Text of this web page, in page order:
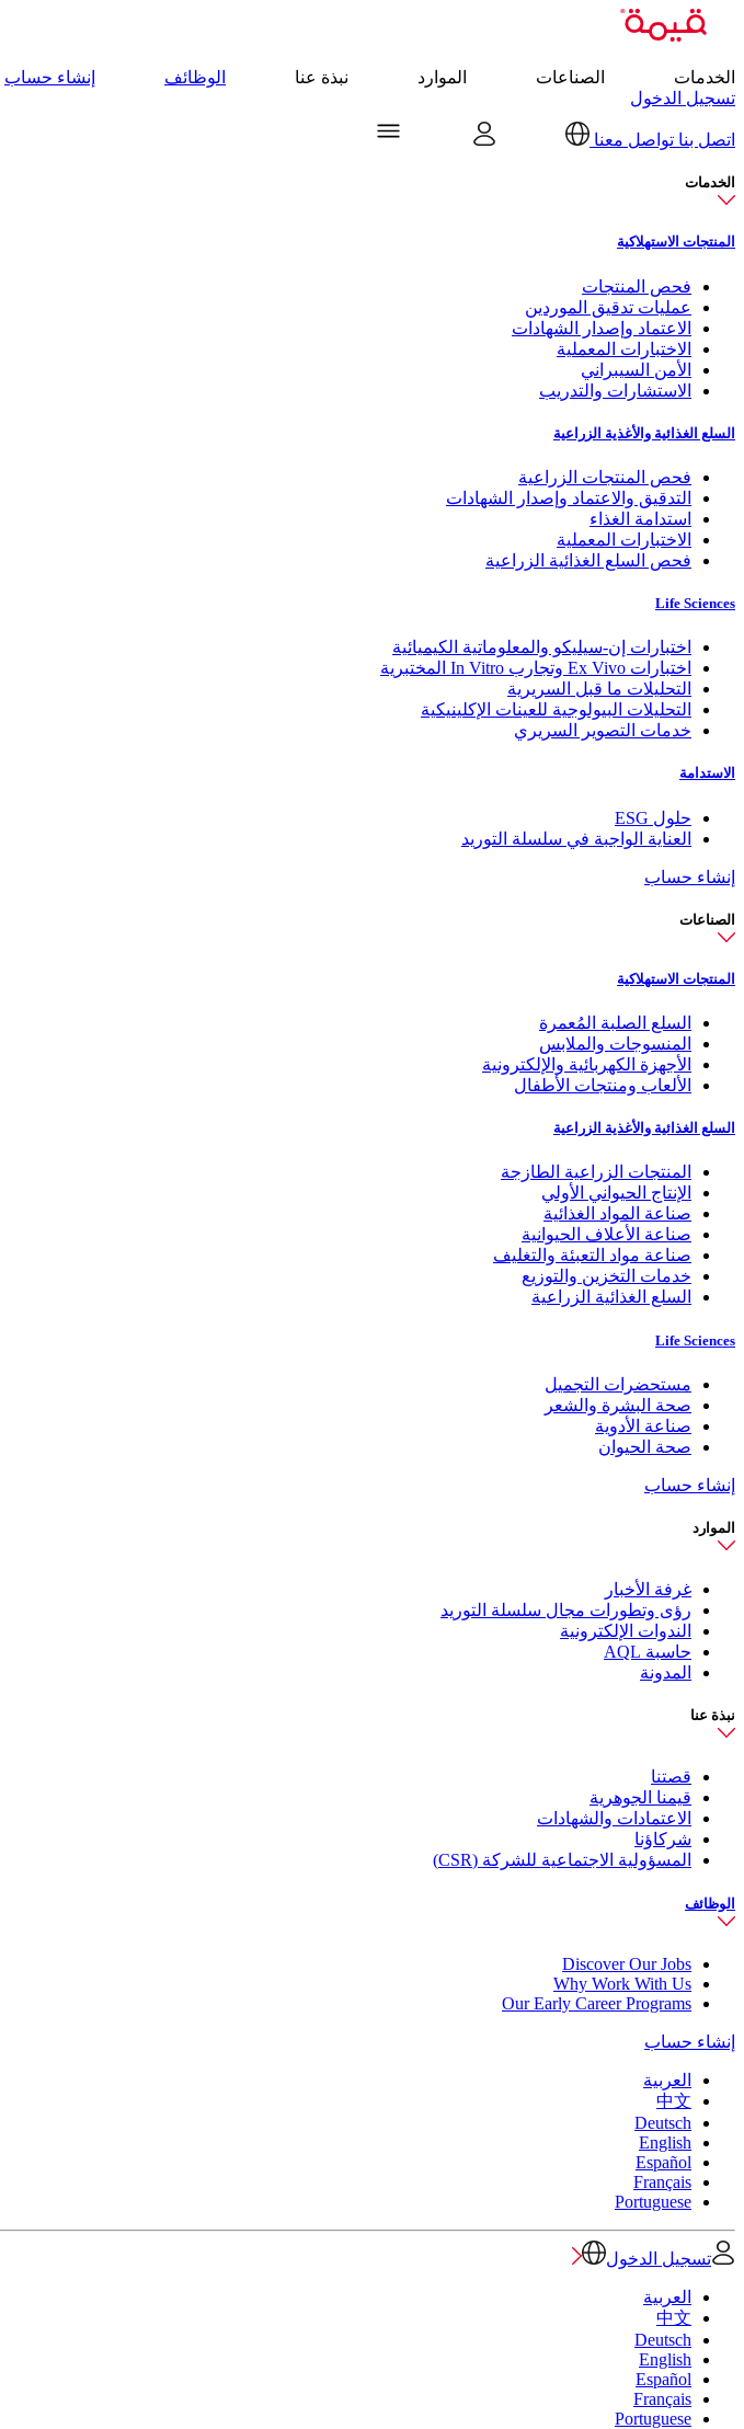
الخدمات الصناعات الموارد نبذة عنا الوظائف
إنشاء حساب
تسجيل الدخول
اتصل بنا تواصل معنا
الخدمات
المنتجات الاستهلاكية
فحص المنتجات
عمليات تدقيق الموردين
الاعتماد وإصدار الشهادات
الاختبارات المعملية
الأمن السيبراني
الاستشارات والتدريب
السلع الغذائية والأغذية الزراعية
فحص المنتجات الزراعية
التدقيق والاعتماد وإصدار الشهادات
استدامة الغذاء
الاختبارات المعملية
فحص السلع الغذائية الزراعية
Life Sciences
اختبارات إن-سيليكو والمعلوماتية الكيميائية
اختبارات Ex Vivo وتجارب In Vitro المختبرية
التحليلات ما قبل السريرية
التحليلات البيولوجية للعينات الإكلينيكية
خدمات التصوير السريري
الاستدامة
حلول ESG
العناية الواجبة في سلسلة التوريد
إنشاء حساب
الصناعات
المنتجات الاستهلاكية
السلع الصلبة المُعمرة
المنسوجات والملابس
الأجهزة الكهربائية والإلكترونية
الألعاب ومنتجات الأطفال
السلع الغذائية والأغذية الزراعية
المنتجات الزراعية الطازجة
الإنتاج الحيواني الأولي
صناعة المواد الغذائية
صناعة الأعلاف الحيوانية
صناعة مواد التعبئة والتغليف
خدمات التخزين والتوزيع
السلع الغذائية الزراعية
Life Sciences
مستحضرات التجميل
صحة البشرة والشعر
صناعة الأدوية
صحة الحيوان
إنشاء حساب
الموارد
غرفة الأخبار
رؤى وتطورات مجال سلسلة التوريد
الندوات الإلكترونية
حاسبة AQL
المدونة
نبذة عنا
قصتنا
قيمنا الجوهرية
الاعتمادات والشهادات
شركاؤنا
المسؤولية الاجتماعية للشركة (CSR)
الوظائف
Discover Our Jobs
Why Work With Us
Our Early Career Programs
إنشاء حساب
العربية
中文
Deutsch
English
Español
Français
Portuguese
تسجيل الدخول
العربية
中文
Deutsch
English
Español
Français
Portuguese